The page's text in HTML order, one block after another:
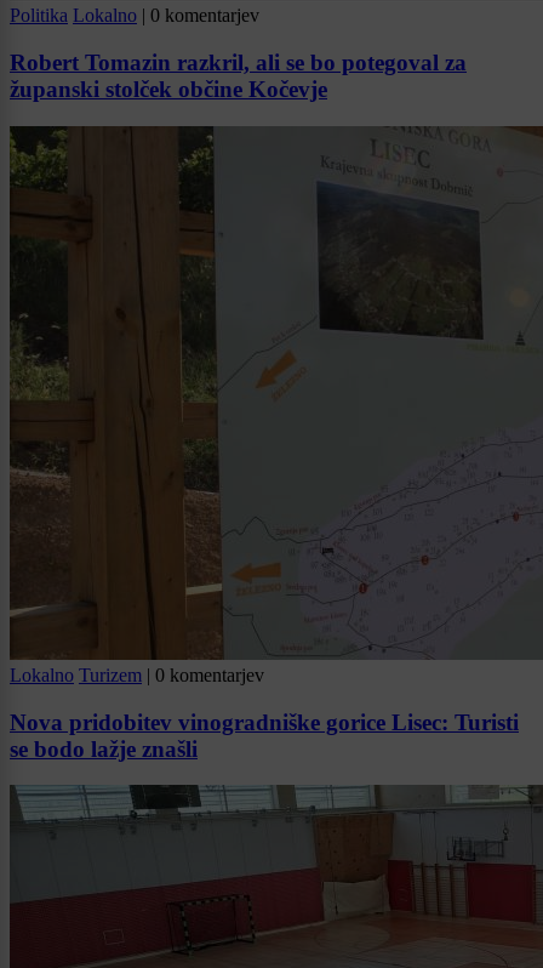
Politika Lokalno | 0 komentarjev
Robert Tomazin razkril, ali se bo potegoval za
županski stolček občine Kočevje
Lokalno Turizem | 0 komentarjev
Nova pridobitev vinogradniške gorice Lisec: Turisti
se bodo lažje znašli